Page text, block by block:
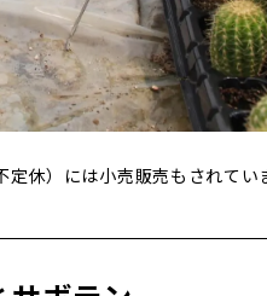
休）には小売販売もされてい